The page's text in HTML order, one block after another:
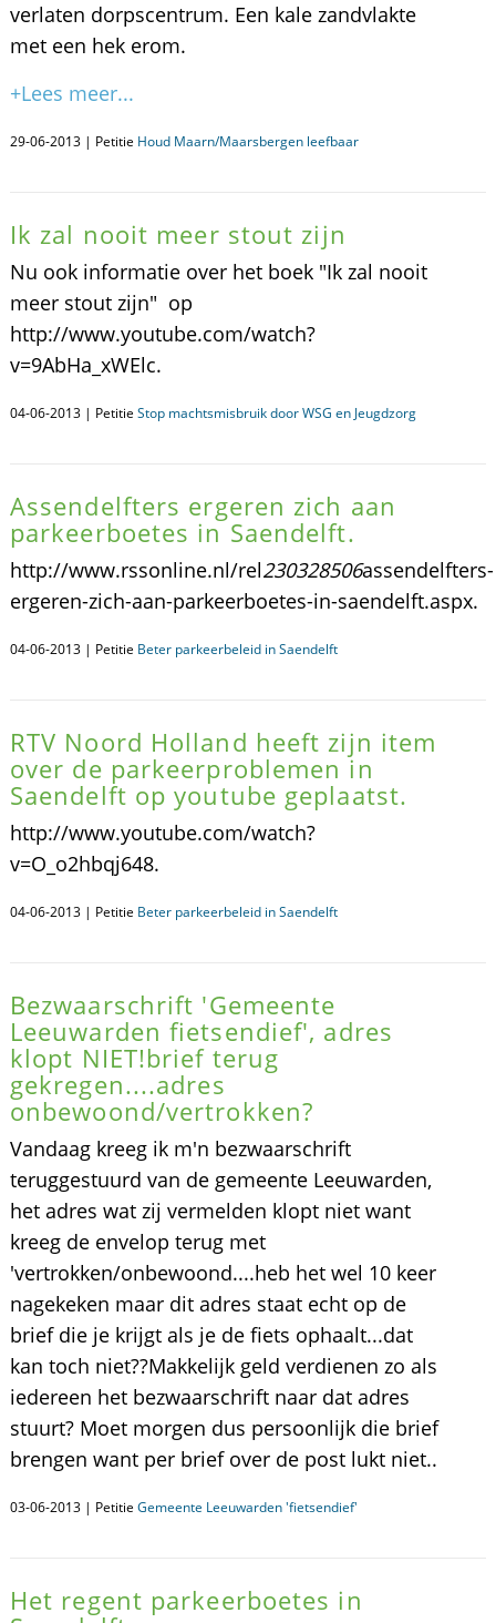
verlaten dorpscentrum. Een kale zandvlakte
met een hek erom.
+Lees meer...
29-06-2013 | Petitie Houd Maarn/Maarsbergen leefbaar
Ik zal nooit meer stout zijn
Nu ook informatie over het boek "Ik zal nooit
meer stout zijn" op
http://www.youtube.com/watch?
v=9AbHa_xWElc.
04-06-2013 | Petitie Stop machtsmisbruik door WSG en Jeugdzorg
Assendelfters ergeren zich aan
parkeerboetes in Saendelft.
http://www.rssonline.nl/rel230328506assendelfters-
ergeren-zich-aan-parkeerboetes-in-saendelft.aspx.
04-06-2013 | Petitie Beter parkeerbeleid in Saendelft
RTV Noord Holland heeft zijn item
over de parkeerproblemen in
Saendelft op youtube geplaatst.
http://www.youtube.com/watch?
v=O_o2hbqj648.
04-06-2013 | Petitie Beter parkeerbeleid in Saendelft
Bezwaarschrift 'Gemeente
Leeuwarden fietsendief', adres
klopt NIET!brief terug
gekregen....adres
onbewoond/vertrokken?
Vandaag kreeg ik m'n bezwaarschrift
teruggestuurd van de gemeente Leeuwarden,
het adres wat zij vermelden klopt niet want
kreeg de envelop terug met
'vertrokken/onbewoond....heb het wel 10 keer
nagekeken maar dit adres staat echt op de
brief die je krijgt als je de fiets ophaalt...dat
kan toch niet??Makkelijk geld verdienen zo als
iedereen het bezwaarschrift naar dat adres
stuurt? Moet morgen dus persoonlijk die brief
brengen want per brief over de post lukt niet..
03-06-2013 | Petitie Gemeente Leeuwarden 'fietsendief'
Het regent parkeerboetes in